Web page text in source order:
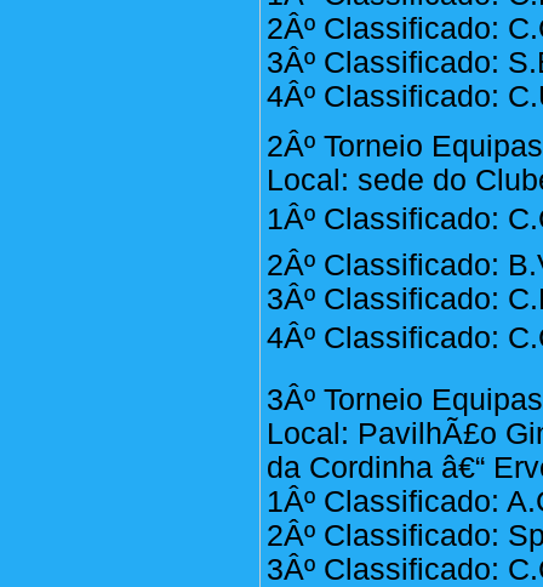
2Âº Classificado:
3Âº Classificado:
4Âº Classificado:
2Âº Torneio
Local: sede do
1Âº Classificado:
2Âº Classificado:
3Âº Classificado:
4Âº Classificado:
3Âº Torneio
Local: PavilhÃ£o
da Cordinha â€“
1Âº Classificado:
2Âº Classificado:
3Âº Classificado: